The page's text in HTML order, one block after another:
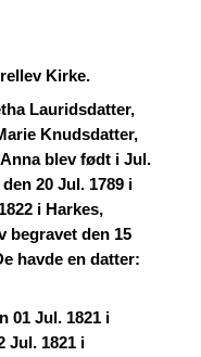
Kirke.
Lauridsdatter,
Knudsdatter,
blev født i Jul.
20 Jul. 1789 i
i Harkes,
begravet den 15
havde en datter:
01 Jul. 1821 i
Jul. 1821 i